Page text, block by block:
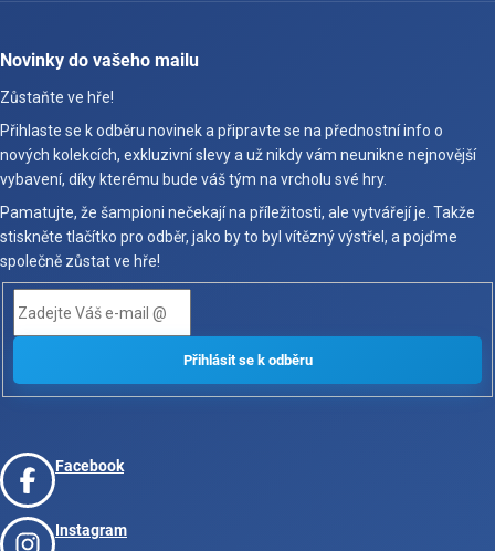
Novinky do vašeho mailu
Zůstaňte ve hře!
Přihlaste se k odběru novinek a připravte se na přednostní info o
nových kolekcích, exkluzivní slevy a už nikdy vám neunikne nejnovější
vybavení, díky kterému bude váš tým na vrcholu své hry.
Pamatujte, že šampioni nečekají na příležitosti, ale vytvářejí je. Takže
stiskněte tlačítko pro odběr, jako by to byl vítězný výstřel, a pojďme
společně zůstat ve hře!
Facebook
Instagram